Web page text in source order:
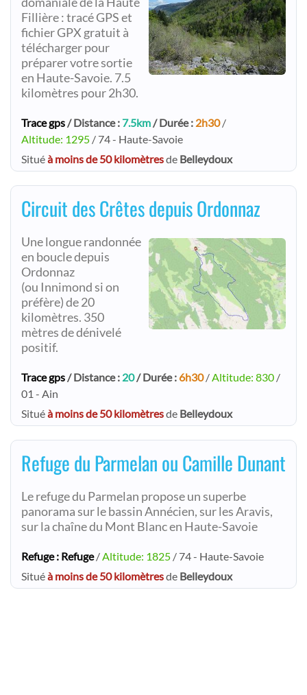
Fillière : tracé GPS et
fichier GPX gratuit à
télécharger pour
préparer votre sortie
en Haute-Savoie. 7.5
kilomètres pour 2h30.
Trace gps / Distance : 7.5km / Durée : 2h30/
Altitude: 1295 / 74 - Haute-Savoie
Situéà moins de 50 kilomètresde Belleydoux
Circuit des Crêtes depuis Ordonnaz
Une longue randonnée
en boucle depuis
Ordonnaz
(ou Innimond si on
préfère) de 20
kilomètres. 350
mètres de dénivelé
positif.
Trace gps / Distance : 20/ Durée : 6h30/ Altitude: 830 /
01 - Ain
Situéà moins de 50 kilomètresde Belleydoux
Refuge du Parmelan ou Camille Dunant
Le refuge du Parmelan propose un superbe
panorama sur le bassin Annécien, sur les Aravis,
sur la chaîne du Mont Blanc en Haute-Savoie
Refuge : Refuge/ Altitude: 1825 / 74 - Haute-Savoie
Situéà moins de 50 kilomètresde Belleydoux